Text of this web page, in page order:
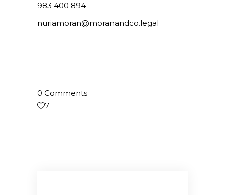
983 400 894
nuriamoran@moranandco.legal
0 Comments
7